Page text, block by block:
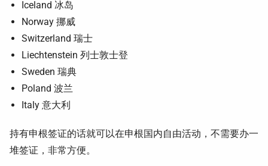
Iceland 冰岛
Norway 挪威
Switzerland 瑞士
Liechtenstein 列士敦士登
Sweden 瑞典
Poland 波兰
Italy 意大利
持有申根签证的话就可以在申根国内自由活动，不需要办一
堆签证，非常方便。